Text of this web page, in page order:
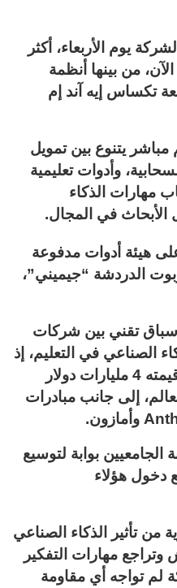
يوم الأربعاء، أكثر
الآن، من بينها أنظمة
تكساس إيه آند إم
يتنوع بين تمويل
وأدوات تعليمية
مهارات الذكاء
الأبحاث في المجال.
هيئة أدوات مدفوعة
الدردشة “جيميني”،
تقني بين شركات
الصناعي في التعليم، إذ
سبقتها مايكروسوفت بتعهد قيمته 4 مليارات دولار
إلى جانب مبادرات
بوابة لتوسيع
دخول هؤلاء
من تأثير الذكاء الصناعي
مهارات التفكير
لم تواجه أي مقاومة